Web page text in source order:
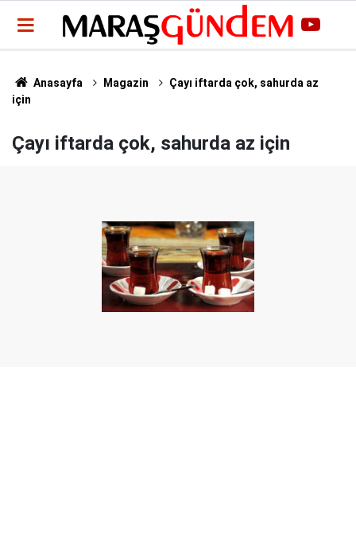
Anasayfa Magazin
Çayı iftarda çok, sahurda az
için
Çayı iftarda çok, sahurda az için